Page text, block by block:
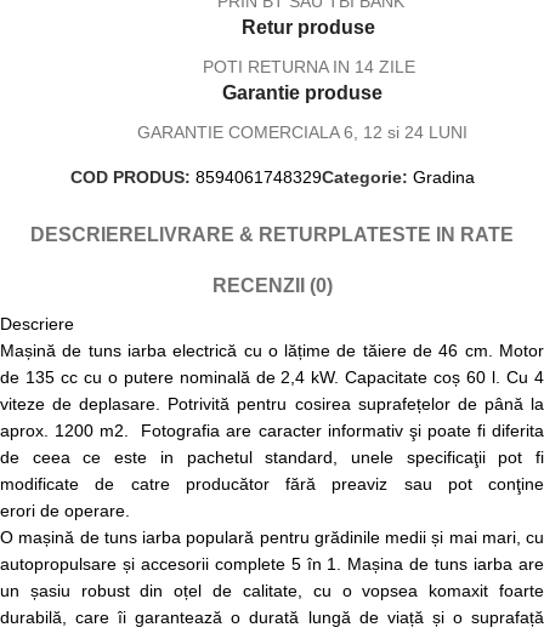
Retur produse
POTI RETURNA IN 14 ZILE
Garantie produse
GARANTIE COMERCIALA 6, 12 si 24 LUNI
COD PRODUS: 8594061748329Categorie: Gradina
DESCRIERE LIVRARE & RETUR PLATESTE IN RATE
RECENZII (0)
Descriere
Mașină de tuns iarba electrică cu o lățime de tăiere de 46 cm. Motor
de 135 cc cu o putere nominală de 2,4 kW. Capacitate coș 60 l. Cu 4
viteze de deplasare. Potrivită pentru cosirea suprafețelor de până la
aprox. 1200 m2. Fotografia are caracter informativ şi poate fi diferita
de ceea ce este in pachetul standard, unele specificaţii pot fi
modificate de catre producător fără preaviz sau pot conţine
erori de operare.
O mașină de tuns iarba populară pentru grădinile medii și mai mari, cu
autopropulsare și accesorii complete 5 în 1. Mașina de tuns iarba are
un șasiu robust din oțel de calitate, cu o vopsea komaxit foarte
durabilă, care îi garantează o durată lungă de viață și o suprafață